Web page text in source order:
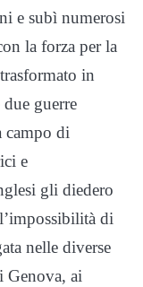
e subì numerosi
la forza per la
in
guerre
campo di
e
gli diedero
di
nelle diverse
Genova, ai